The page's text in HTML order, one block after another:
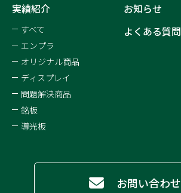
実績紹介
すべて
エンプラ
オリジナル商品
ディスプレイ
問題解決商品
銘板
導光板
お知らせ
よくある質問
お問い合わせ